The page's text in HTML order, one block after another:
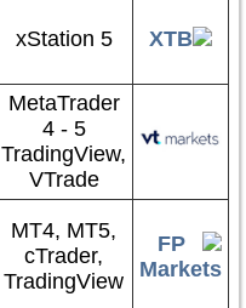
xStation 5
MetaTrader
4 - 5
TradingView,
VTrade
MT4, MT5,
cTrader,
TradingView